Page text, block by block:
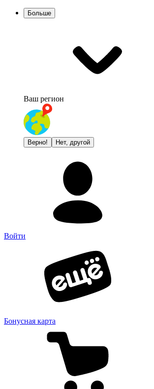
Больше
Ваш регион
Верно! Нет, другой
Войти
Бонусная карта